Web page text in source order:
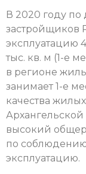
В 2020 году
застройщиков
эксплуатацию
тыс. кв. м (1-е
в регионе
занимает 1-е
качества
Архангельской
высокий
по
эксплуатацию.